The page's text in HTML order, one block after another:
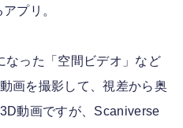
プリ。
った「空間ビデオ」など
画を撮影して、視差から奥
動画ですが、Scaniverse